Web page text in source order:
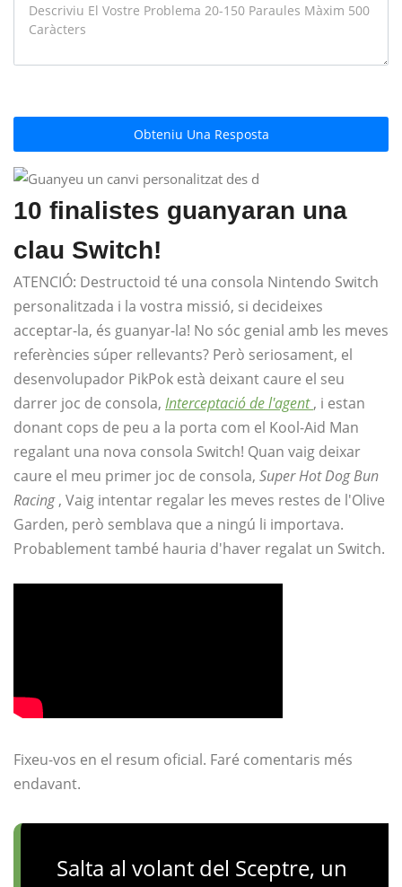
Obteniu Una Resposta
10 finalistes guanyaran una
clau Switch!
ATENCIÓ: Destructoid té una consola Nintendo Switch
personalitzada i la vostra missió, si decideixes
acceptar-la, és guanyar-la! No sóc genial amb les meves
referències súper rellevants? Però seriosament, el
desenvolupador PikPok està deixant caure el seu
darrer joc de consola, Interceptació de l'agent , i estan
donant cops de peu a la porta com el Kool-Aid Man
regalant una nova consola Switch! Quan vaig deixar
caure el meu primer joc de consola, Super Hot Dog Bun
Racing, Vaig intentar regalar les meves restes de l'Olive
Garden, però semblava que a ningú li importava.
Probablement també hauria d'haver regalat un Switch.
Fixeu-vos en el resum oficial. Faré comentaris més
endavant.
Salta al volant del Sceptre, un